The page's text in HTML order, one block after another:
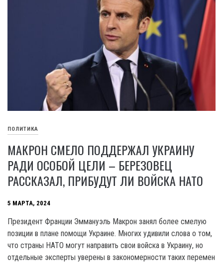
ПОЛИТИКА
МАКРОН СМЕЛО ПОДДЕРЖАЛ УКРАИНУ
РАДИ ОСОБОЙ ЦЕЛИ – БЕРЕЗОВЕЦ
РАССКАЗАЛ, ПРИБУДУТ ЛИ ВОЙСКА НАТО
5 МАРТА, 2024
Президент Франции Эммануэль Макрон занял более смелую
позиции в плане помощи Украине. Многих удивили слова о том,
что страны НАТО могут направить свои войска в Украину, но
отдельные эксперты уверены в закономерности таких перемен